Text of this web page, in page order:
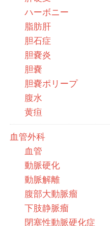
ハーボニー
脂肪肝
胆石症
胆嚢炎
胆嚢
胆嚢ポリープ
腹水
黄疸
血管外科
血管
動脈硬化
動脈解離
腹部大動脈瘤
下肢静脈瘤
閉塞性動脈硬化症